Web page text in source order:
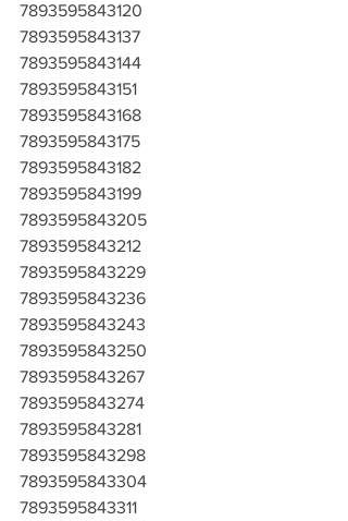
7893595843120
7893595843137
7893595843144
7893595843151
7893595843168
7893595843175
7893595843182
7893595843199
7893595843205
7893595843212
7893595843229
7893595843236
7893595843243
7893595843250
7893595843267
7893595843274
7893595843281
7893595843298
7893595843304
7893595843311